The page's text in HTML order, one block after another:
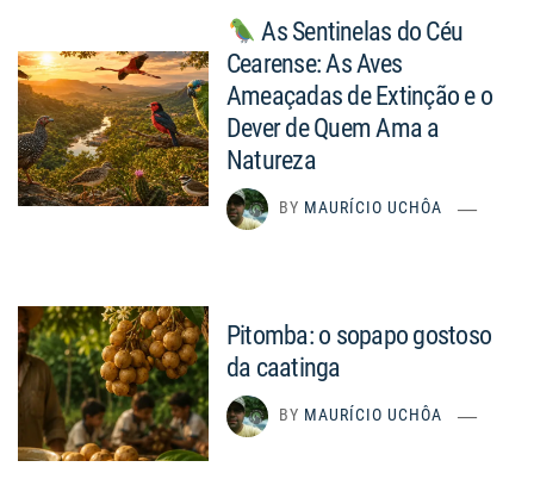
As Sentinelas do Céu
Cearense: As Aves
Ameaçadas de Extinção e o
Dever de Quem Ama a
Natureza
BY MAURÍCIO UCHÔA
Pitomba: o sopapo gostoso
da caatinga
BY MAURÍCIO UCHÔA